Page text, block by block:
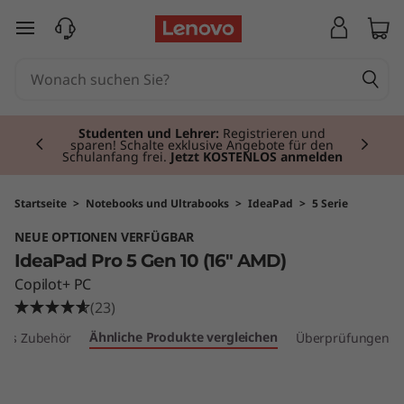
a
d
P
zum Hauptinhalt springen
Studenten und Lehrer: Registrieren und
sparen! Schalte exklusive Angebote für den
Schulanfang frei. Jetzt KOSTENLOS anmelden
Currently displaying item 2 of 3
Startseite > Notebooks und Ultrabooks > IdeaPad > 5 Serie
NEUE OPTIONEN VERFÜGBAR
IdeaPad Pro 5 Gen 10 (16″ AMD)
Copilot+ PC
(23)
Zubehör Ähnliche Produkte vergleichen Überprüfungen